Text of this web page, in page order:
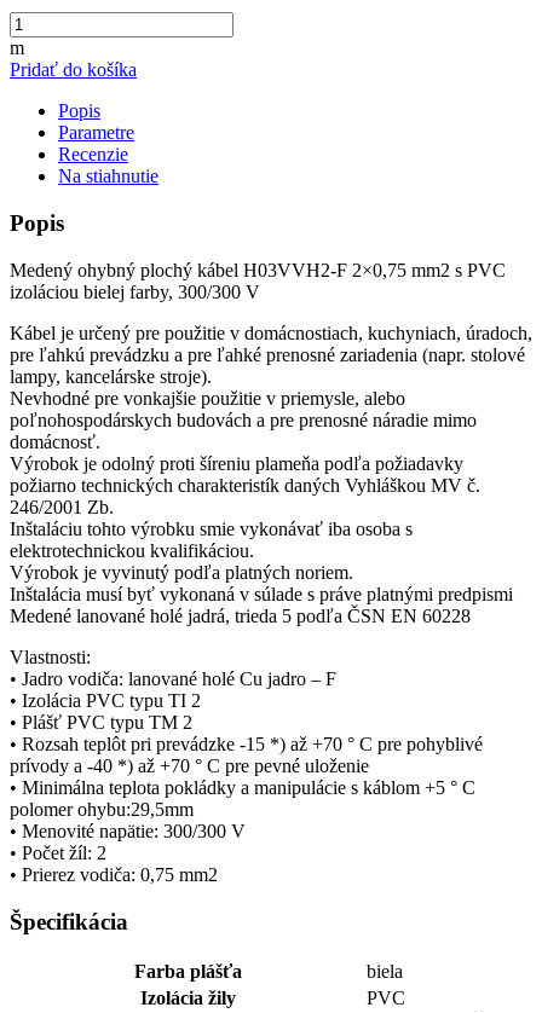
m
Pridať do košíka
Popis
Parametre
Recenzie
Na stiahnutie
Popis
Medený ohybný plochý kábel H03VVH2-F 2×0,75 mm2 s PVC
izoláciou bielej farby, 300/300 V
Kábel je určený pre použitie v domácnostiach, kuchyniach, úradoch,
pre ľahkú prevádzku a pre ľahké prenosné zariadenia (napr. stolové
lampy, kancelárske stroje).
Nevhodné pre vonkajšie použitie v priemysle, alebo
poľnohospodárskych budovách a pre prenosné náradie mimo
domácnosť.
Výrobok je odolný proti šíreniu plameňa podľa požiadavky
požiarno technických charakteristík daných Vyhláškou MV č.
246/2001 Zb.
Inštaláciu tohto výrobku smie vykonávať iba osoba s
elektrotechnickou kvalifikáciou.
Výrobok je vyvinutý podľa platných noriem.
Inštalácia musí byť vykonaná v súlade s práve platnými predpismi
Medené lanované holé jadrá, trieda 5 podľa ČSN EN 60228
Vlastnosti:
• Jadro vodiča: lanované holé Cu jadro – F
• Izolácia PVC typu TI 2
• Plášť PVC typu TM 2
• Rozsah teplôt pri prevádzke -15 *) až +70 ° C pre pohyblivé
prívody a -40 *) až +70 ° C pre pevné uloženie
• Minimálna teplota pokládky a manipulácie s káblom +5 ° C
polomer ohybu:29,5mm
• Menovité napätie: 300/300 V
• Počet žíl: 2
• Prierez vodiča: 0,75 mm2
Špecifikácia
Farba plášťa
biela
Izolácia žily
PVC